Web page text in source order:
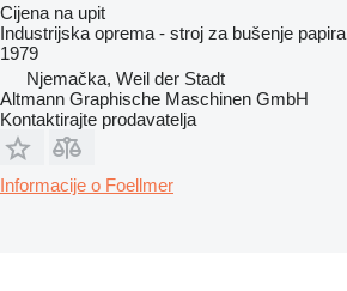
Cijena na upit
Industrijska oprema - stroj za bušenje papira
1979
Njemačka, Weil der Stadt
Altmann Graphische Maschinen GmbH
Kontaktirajte prodavatelja
Informacije o Foellmer